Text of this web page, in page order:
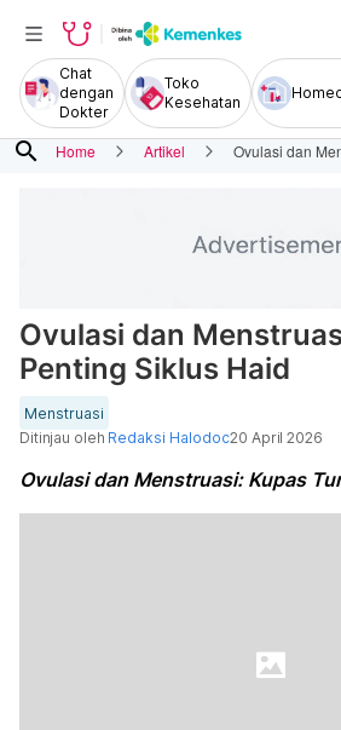
Chat
dengan
Dokter
Toko
Kesehatan
search Home Artikel Ovulasi dan
Ovulasi dan
Penting Siklus Haid
Menstruasi
Ditinjau oleh Redaksi Halodoc20 April 2026
Ovulasi dan Menstruasi: Kupas